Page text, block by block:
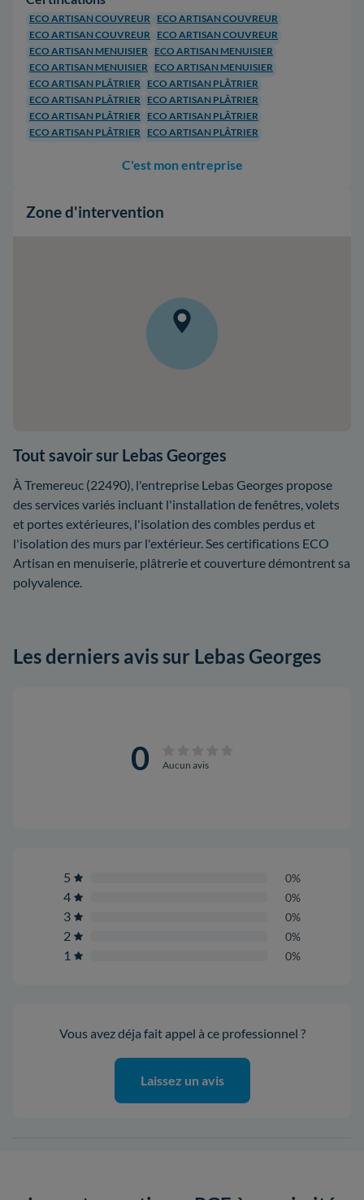
ECO ARTISAN COUVREUR
ECO ARTISAN COUVREUR
ECO ARTISAN COUVREUR
ECO ARTISAN COUVREUR
ECO ARTISAN MENUISIER
ECO ARTISAN MENUISIER
ECO ARTISAN MENUISIER
ECO ARTISAN MENUISIER
ECO ARTISAN PLÂTRIER
ECO ARTISAN PLÂTRIER
ECO ARTISAN PLÂTRIER
ECO ARTISAN PLÂTRIER
ECO ARTISAN PLÂTRIER
ECO ARTISAN PLÂTRIER
ECO ARTISAN PLÂTRIER
ECO ARTISAN PLÂTRIER
C'est mon entreprise
Zone d'intervention
Tout savoir sur Lebas Georges
À Tremereuc (22490), l'entreprise Lebas Georges propose
des services variés incluant l'installation de fenêtres, volets
et portes extérieures, l'isolation des combles perdus et
l'isolation des murs par l'extérieur. Ses certifications ECO
Artisan en menuiserie, plâtrerie et couverture démontrent sa
polyvalence.
Les derniers avis sur Lebas Georges
0 Aucun avis
5 0%
4 0%
3 0%
2 0%
1 0%
Vous avez déja fait appel à ce professionnel ?
Laissez un avis